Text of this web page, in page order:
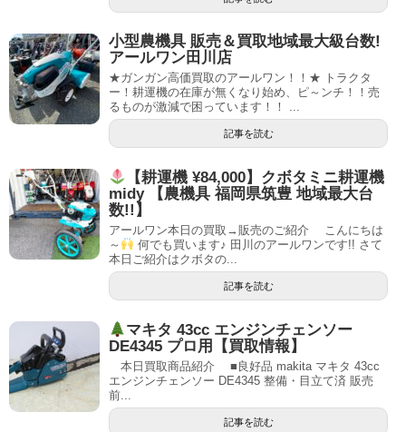
小型農機具 販売＆買取地域最大級台数!
アールワン田川店
★ガンガン高価買取のアールワン！！★ トラクタ
ー！耕運機の在庫が無くなり始め、ピ～ンチ！！売
るものが激減で困っています！！ ...
記事を読む
【耕運機 ¥84,000】クボタミニ耕運機
midy 【農機具 福岡県筑豊 地域最大台
数!!】
アールワン本日の買取→販売のご紹介 こんにちは
～
何でも買います♪ 田川のアールワンです!! さて
本日ご紹介はクボタの...
記事を読む
マキタ 43cc エンジンチェンソー
DE4345 プロ用【買取情報】
本日買取商品紹介 ■良好品 makita マキタ 43cc
エンジンチェンソー DE4345 整備・目立て済 販売
前...
記事を読む